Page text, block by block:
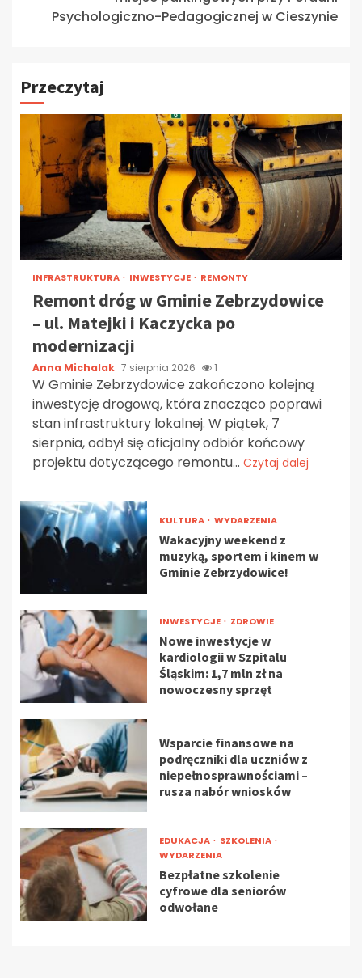
Psychologiczno-Pedagogicznej w Cieszynie
Przeczytaj
INFRASTRUKTURA INWESTYCJE REMONTY
Remont dróg w Gminie Zebrzydowice
– ul. Matejki i Kaczycka po
modernizacji
Anna Michalak 7 sierpnia 2026 1
W Gminie Zebrzydowice zakończono kolejną
inwestycję drogową, która znacząco poprawi
stan infrastruktury lokalnej. W piątek, 7
sierpnia, odbył się oficjalny odbiór końcowy
projektu dotyczącego remontu... Czytaj dalej
KULTURA WYDARZENIA
Wakacyjny weekend z
muzyką, sportem i kinem w
Gminie Zebrzydowice!
INWESTYCJE ZDROWIE
Nowe inwestycje w
kardiologii w Szpitalu
Śląskim: 1,7 mln zł na
nowoczesny sprzęt
Wsparcie finansowe na
podręczniki dla uczniów z
niepełnosprawnościami –
rusza nabór wniosków
EDUKACJA
SZKOLENIA
WYDARZENIA
Bezpłatne szkolenie
cyfrowe dla seniorów
odwołane